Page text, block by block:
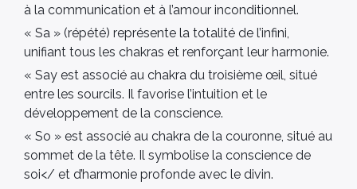
à la communication et à l’amour inconditionnel.
« Sa » (répété) représente la totalité de l’infini,
unifiant tous les chakras et renforçant leur harmonie.
« Say est associé au chakra du troisième œil, situé
entre les sourcils. Il favorise l’intuition et le
développement de la conscience.
« So » est associé au chakra de la couronne, situé au
sommet de la tête. Il symbolise la conscience de
soi</ et d’harmonie profonde avec le divin.